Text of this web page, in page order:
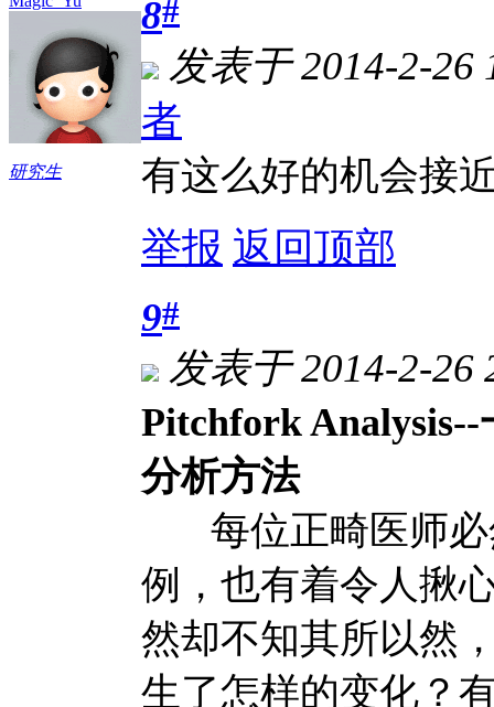
研究生
8#
发表于 2014-2-26
者
有这么好的机会接
举报 返回顶部
9#
发表于 2014-2-26
Pitchfork
分析方法
每位正畸医师必
例，也有着令人揪
然却不知其所以然
生了怎样的变化？